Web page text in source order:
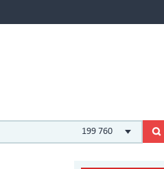
199 760